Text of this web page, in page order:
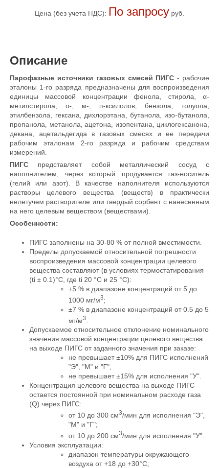
Цена (без учета НДС): По запросу руб.
Описание
Парофазные источники газовых смесей ПИГС- рабочие
эталоны 1-го разряда предназначены для воспроизведения
единицы массовой концентрации фенола, стирола, α-
метилстирола, о-, м-, п-ксилолов, бензола, толуола,
этилбензола, гексана, дихлорэтана, бутанола, изо-бутанола,
пропанола, метанола, ацетона, изопентана, циклогексанона,
декана, ацетальдегида в газовых смесях и ее передачи
рабочим эталонам 2-го разряда и рабочим средствам
измерений.
ПИГС представляет собой металлический сосуд с
наполнителем, через который продувается газ-носитель
(гелий или азот). В качестве наполнителя используются
растворы целевого вещества (веществ) в практически
нелетучем растворителе или твердый сорбент с нанесенным
на него целевым веществом (веществами).
Особенности:
ПИГС заполнены на 30-80 % от полной вместимости.
Пределы допускаемой относительной погрешности
воспроизведения массовой концентрации целевого
вещества составляют (в условиях термостатирования
(ti ± 0.1)°С, где ti 20 °С и 25 °С):
±5 % в диапазоне концентраций от 5 до
1000 мг/м3;
±7 % в диапазоне концентраций от 0.5 до 5
мг/м3
Допускаемое относительное отклонение номинального
значения массовой концентрации целевого вещества
на выходе ПИГС от заданного значения при заказе:
не превышает ±10% для ПИГС исполнений
"Э", "М" и "Г";
не превышает ±15% для исполнения "У".
Концентрация целевого вещества на выходе ПИГС
остается постоянной при номинальном расходе газа
(Q) через ПИГС:
от 10 до 300 см3/мин для исполнения "Э",
"М" и "Г";
от 10 до 200 см3/мин для исполнения "У".
Условия эксплуатации:
диапазон температуры окружающего
воздуха от +18 до +30°С;